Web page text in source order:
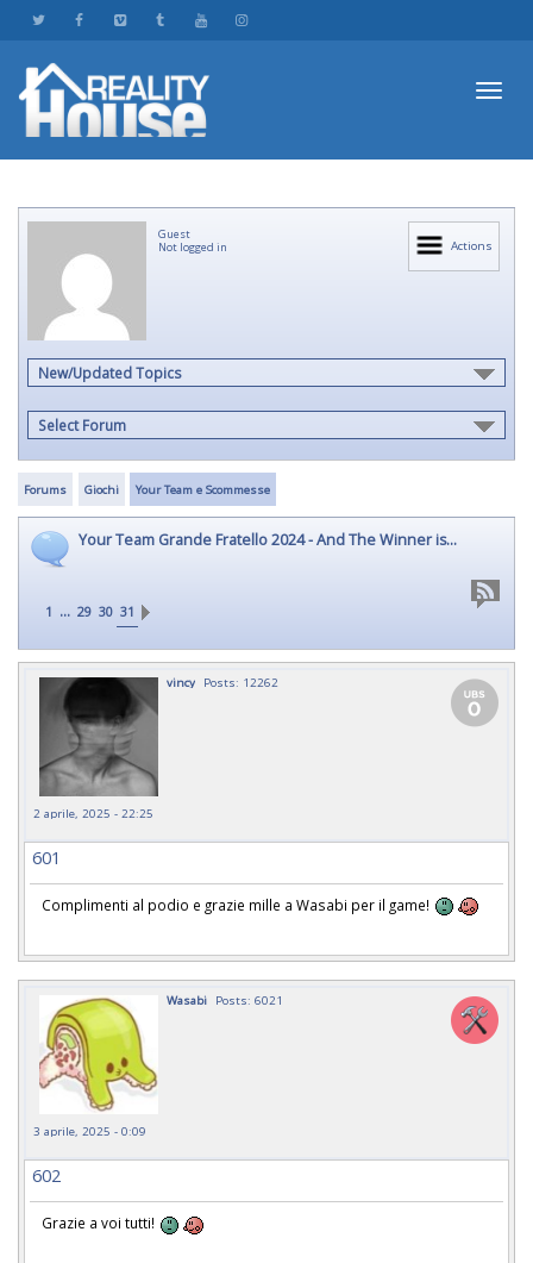
Actions
Guest
Not logged in
New/Updated Topics
Select Forum
Forums Giochi Your Team e Scommesse
Your Team Grande Fratello 2024 - And The Winner is...
1 ... 29 30 31
vincy Posts: 12262
2 aprile, 2025 - 22:25
601
Complimenti al podio e grazie mille a Wasabi per il game!
Wasabi Posts: 6021
3 aprile, 2025 - 0:09
602
Grazie a voi tutti!